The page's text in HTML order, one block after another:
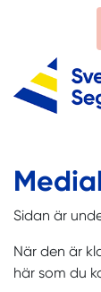
Sidan är
När den är
här som du